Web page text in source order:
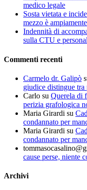
medico legale
Sosta vietata e
mezzo è
Indennità di
sulla CTU e
Commenti recenti
Carmelo dr. Galipò
giudice distingue tra
Carlo su Querela di
perizia grafologica
Maria Girardi su
condannato per
Maria Girardi su
condannato per
cause perse, niente
Archivi